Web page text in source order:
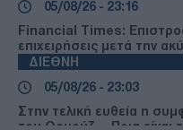
05/08/26 - 23:16
Financial Times:
επιχειρήσεις μετά την
ΔΙΕΘΝΗ
05/08/26 - 23:03
Στην τελική ευθεία η
του Ορμούζ — Ποια είναι